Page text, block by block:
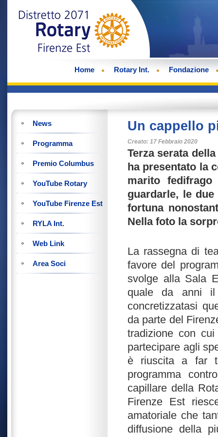
Home Rotary Int. Fondazione
News
Programma
Premio Columbus
YouTube Rotary
YouTube Firenze Est
RYLA Int.
Web Link
Area Soci
Un cappello
Creato: 17 Febbraio 2020
Terza serata
ha presentato la
marito
guardarle, le
fortuna
Nella foto la
La rassegna di
favore del
svolge alla Sala
quale da anni il
concretizzatasi
da parte del
tradizione con
partecipare agli
è riuscita a far
programma
capillare della
Firenze Est
amatoriale che
diffusione della